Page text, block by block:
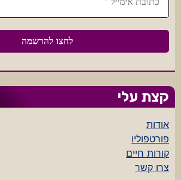
קצת עלי
אודות
פורטפוליו
קורות חיים
צרו קשר